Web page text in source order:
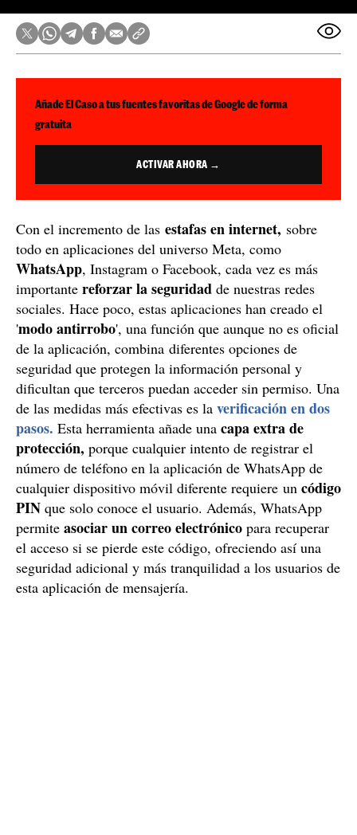
Añade El Caso a tus fuentes favoritas de Google de forma
gratuita
ACTIVAR AHORA →
Con el incremento de las estafas en internet, sobre
todo en aplicaciones del universo Meta, como
WhatsApp, Instagram o Facebook, cada vez es más
importante reforzar la seguridad de nuestras redes
sociales. Hace poco, estas aplicaciones han creado el
'modo antirrobo', una función que aunque no es oficial
de la aplicación, combina diferentes opciones de
seguridad que protegen la información personal y
dificultan que terceros puedan acceder sin permiso. Una
de las medidas más efectivas es la verificación en dos
pasos. Esta herramienta añade una capa extra de
protección, porque cualquier intento de registrar el
número de teléfono en la aplicación de WhatsApp de
cualquier dispositivo móvil diferente requiere un código
PIN que solo conoce el usuario. Además, WhatsApp
permite asociar un correo electrónico para recuperar
el acceso si se pierde este código, ofreciendo así una
seguridad adicional y más tranquilidad a los usuarios de
esta aplicación de mensajería.